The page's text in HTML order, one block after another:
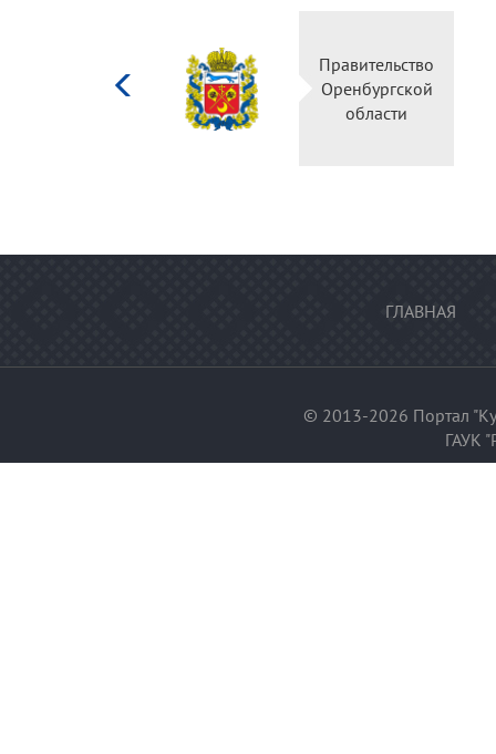
культуры
Российской
Правительство
Оренбургской
области
ГЛАВНАЯ
© 2013-2026 Портал
ГАУК